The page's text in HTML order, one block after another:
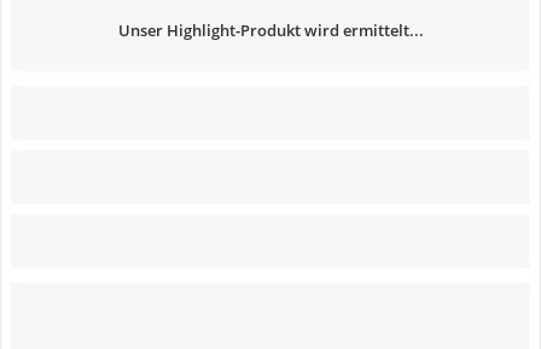
Unser Highlight-Produkt wird ermittelt...